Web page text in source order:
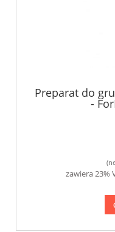
Preparat do
-
zawiera 23%